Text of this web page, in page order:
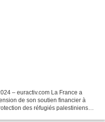
– euractiv.com La France a
de son soutien financier à
des réfugiés palestiniens